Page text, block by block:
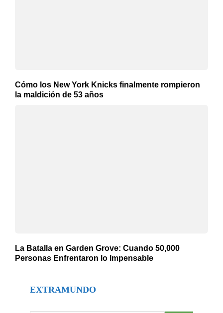
Cómo los New York Knicks finalmente rompieron
la maldición de 53 años
La Batalla en Garden Grove: Cuando 50,000
Personas Enfrentaron lo Impensable
EXTRAMUNDO